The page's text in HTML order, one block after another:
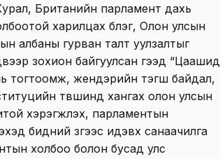
Британийн парламент дахь
харилцах бүлэг, Олон улсын
албаны гурван талт уулзалтыг
зохион байгуулсан гээд “Цаашид
тогтоомж, жендэрийн тэгш байдал,
түвшинд хангах олон улсын
хэрэгжүүлэх, парламентын
бидний зүгээс идэвх санаачилга
холбоо болон бусад улс